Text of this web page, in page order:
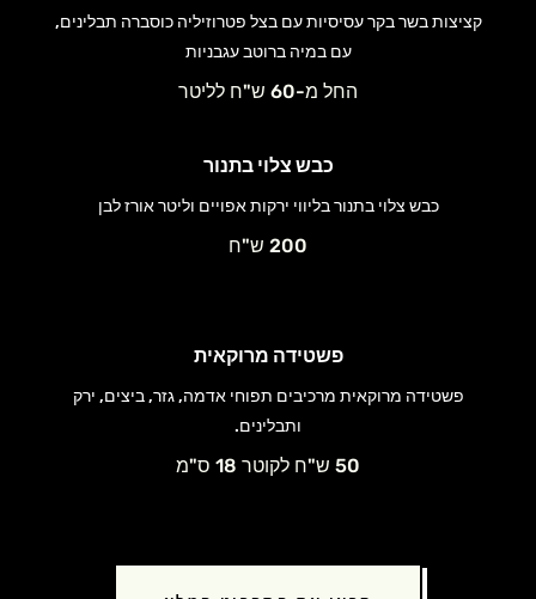
קציצות בשר בקר עסיסיות עם בצל פטרוזיליה כוסברה תבלינים,
עם במיה ברוטב עגבניות
החל מ-60 ש"ח לליטר
כבש צלוי בתנור
כבש צלוי בתנור בליווי ירקות אפויים וליטר אורז לבן
200 ש"ח
פשטידה מרוקאית
פשטידה מרוקאית מרכיבים תפוחי אדמה, גזר, ביצים, ירק
ותבלינים.
50 ש"ח לקוטר 18 ס"מ